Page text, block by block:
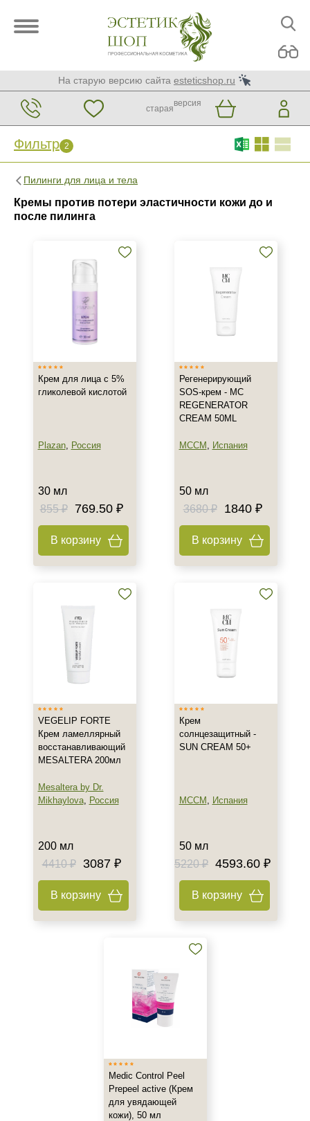
На старую версию сайта esteticshop.ru
старая
версия
Фильтр 2
Пилинги для лица и тела
Кремы против потери эластичности кожи до и
после пилинга
Фильтр 2 Сброс
Бренд
Mesaltera by Dr. Mikhaylova
Испания
Россия
Показать еще
Крем
Гель
Показать еще
Тип пилинга
Класс косметики
Домашняя
Показать еще
Тип кожи
Все типы кожи
Жирная
Зрелая
Возраст
Любой возраст (от 18 лет)
После 20
Потеря эластичности
Крем для лица с 5%
гликолевой кислотой
Plazan, Россия
30 мл
855 ₽
769.50 ₽
В корзину
Регенерирующий
SOS-крем - MC
REGENERATOR
CREAM 50ML
MCCM , Испания
50 мл
3680 ₽
1840 ₽
В корзину
VEGELIP FORTE
Крем ламеллярный
восстанавливающий
MESALTERA 200мл
Mesaltera by Dr.
Mikhaylova, Россия
200 мл
4410 ₽
3087 ₽
В корзину
Крем
солнцезащитный -
SUN CREAM 50+
MCCM , Испания
50 мл
5220 ₽ 4593.60 ₽
В корзину
Medic Control Peel
Prepeel active (Крем
для увядающей
кожи), 50 мл